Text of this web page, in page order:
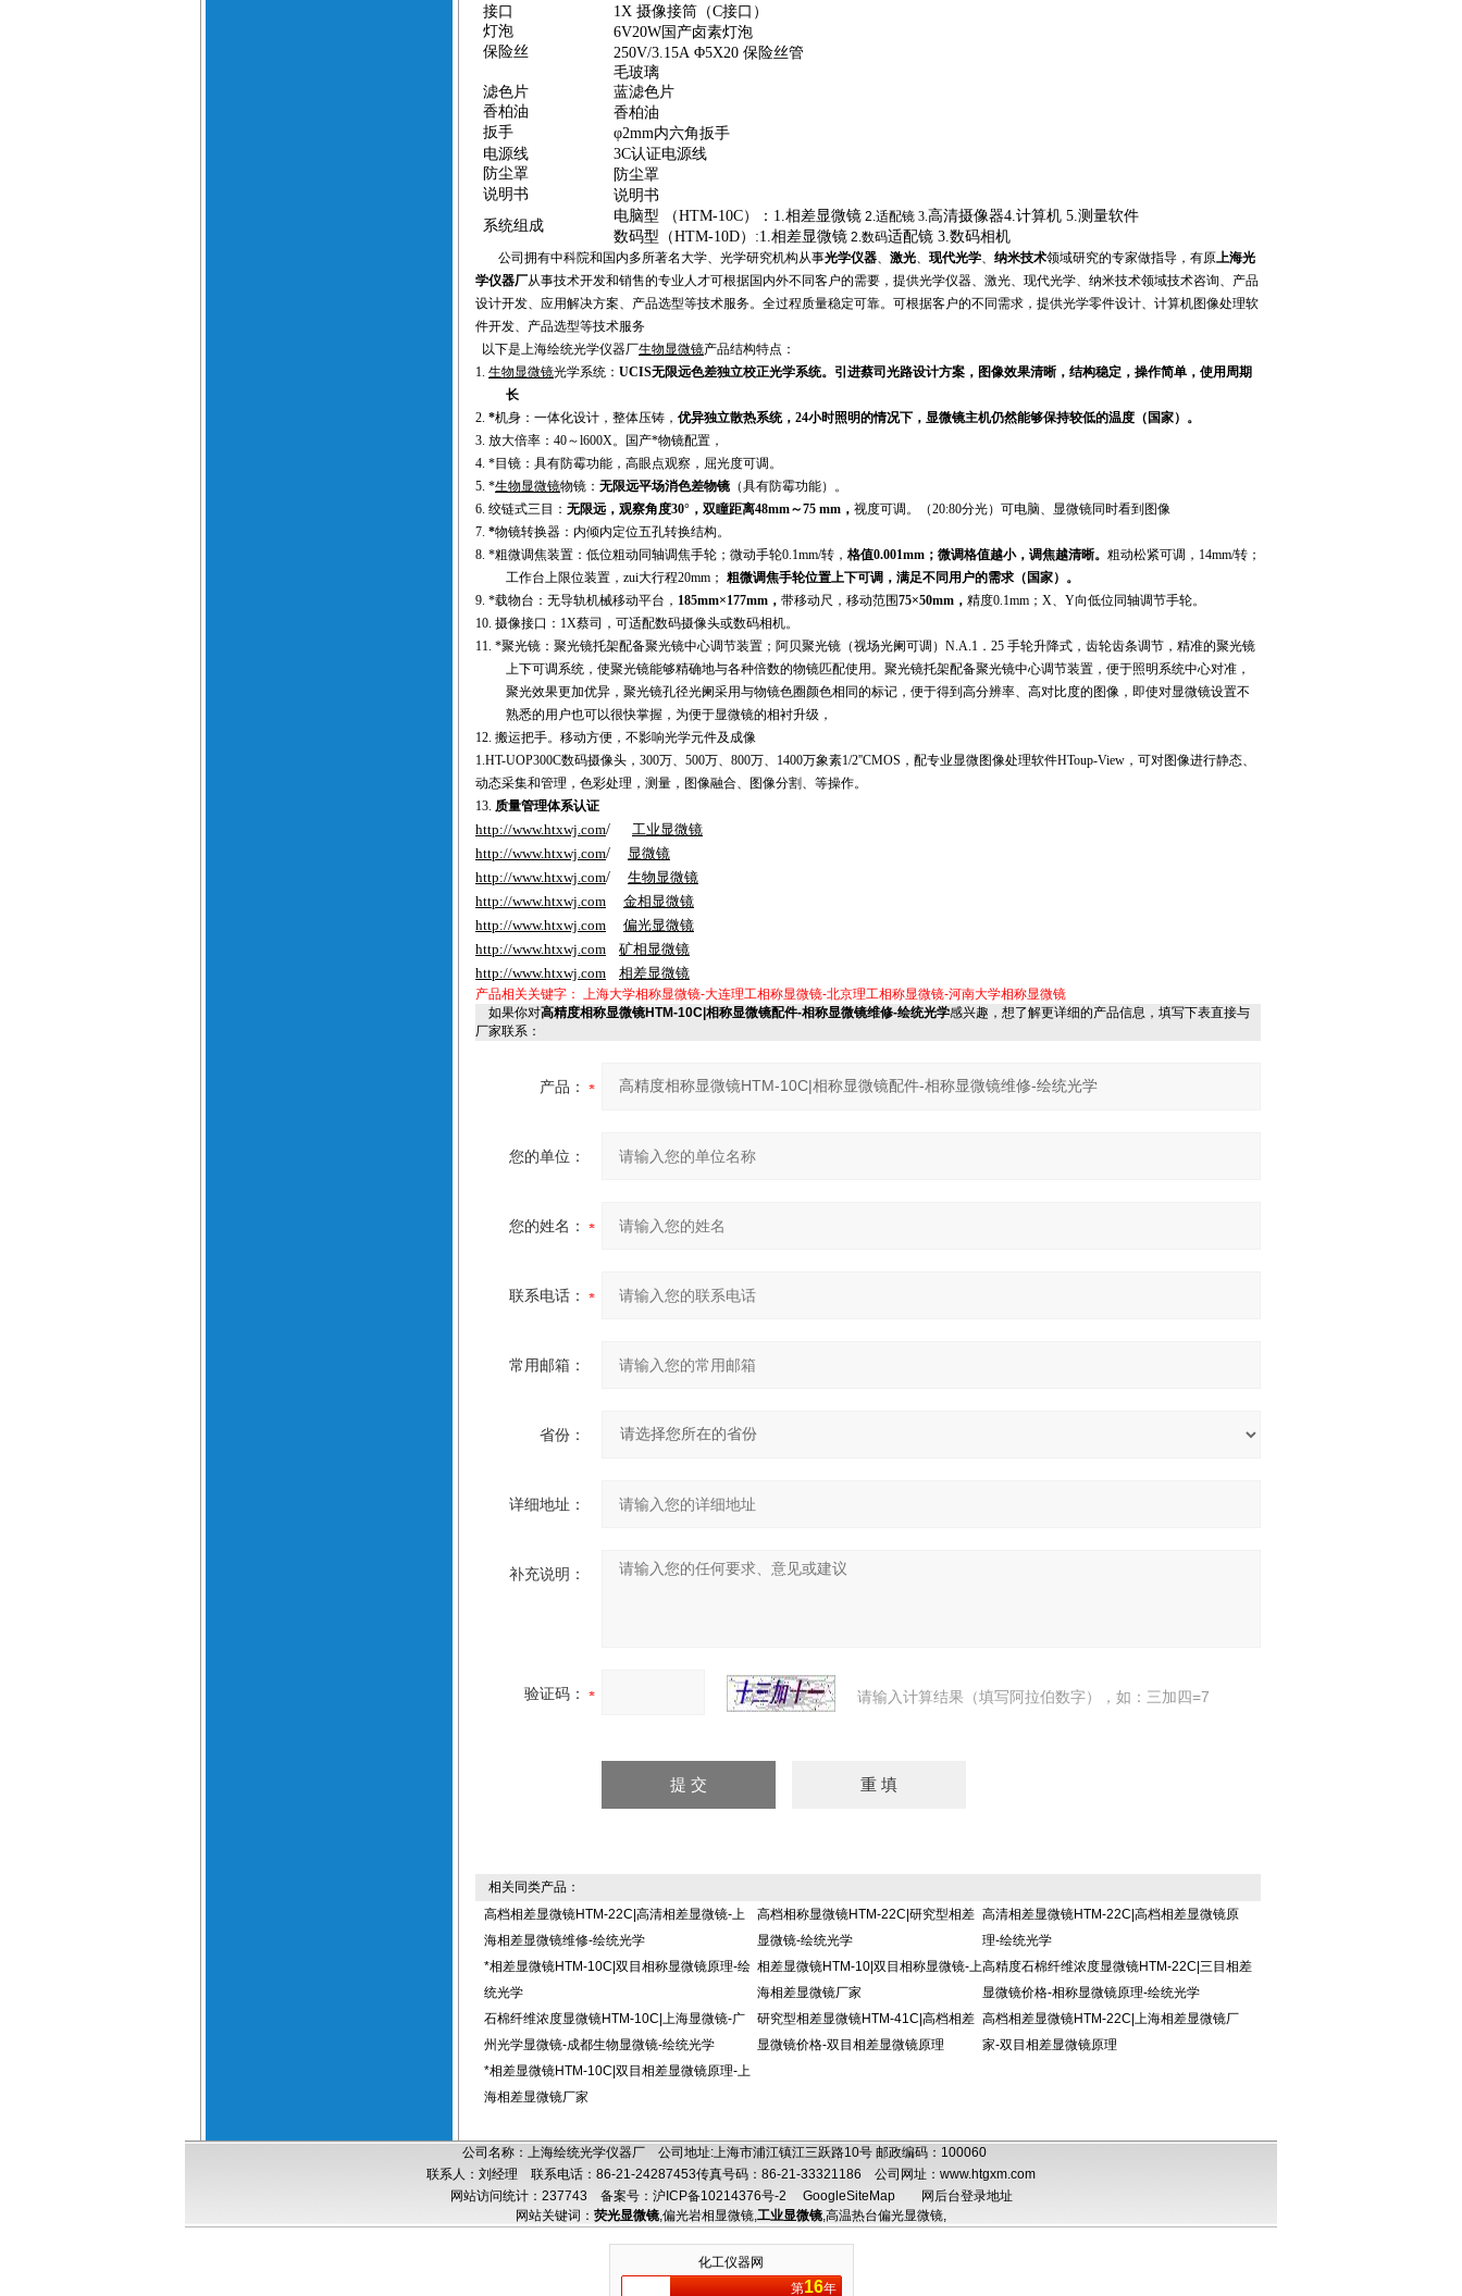
接口
1X摄像接筒（C接口）
灯泡
6V20W国产卤素灯泡
保险丝
250V/3.15AΦ5X20保险丝管
滤色片
毛玻璃
蓝滤色片
香柏油
香柏油
扳手
φ2mm内六角扳手
电源线
3C认证电源线
防尘罩
防尘罩
说明书
说明书
系统组成
电脑型 （HTM-10C） ： 1.相差显微镜 2.适配镜3.高清摄像器4.计算机5.测量软件
数码型（HTM-10D） :1.相差显微镜 2.数码适配镜 3.数码相机
公司拥有中科院和国内多所著名大学、光学研究机构从事光学仪器、 激光、 现代光学、 纳米技术领域研究的专家做指导，有原上海光
学仪器厂从事技术开发和销售的专业人才可根据国内外不同客户的需要，提供光学仪器、激光、现代光学、纳米技术领域技术咨询、产品
设计开发、应用解决方案、产品选型等技术服务。全过程质量稳定可靠。可根据客户的不同 需求 ，提供光学零件设计、计算机图像处理软
件开发、产品选型等技术服务
以下是上海绘统光学仪器厂生物显微镜产品结构特点：
1. 生物显微镜光学系统： UCIS无限远色差独立校正光学系统。引进蔡司光路设计方案， 图像效果清晰，结构稳定，操作简单，使用周期
长
2. *机身：一体化设计，整体压铸， 优异独立散热系统，24小时照明的情况下，显微镜主机仍然能够保持较低的温度（国家）。
3. 放大倍率：40～l600X。
国产*物镜配置，
4. *目镜：具有防霉功能，高眼点观察，屈光度可调。
5. *生物显微镜物镜： 无限远平场消色差物镜 （具有防霉功能）。
6. 绞链式三目： 无限远，观察角度30°，双瞳距离48mm～75 mm， 视度可调。
（20:80分光）可电脑、显微镜同时看到图像
7. *物镜转换器：内倾内定位五孔转换结构。
8. *粗微调焦装置：低位粗动同轴调焦手轮；微动手轮0.1mm/转， 格值0.001mm；微调格值越小，调焦越清晰。 粗动松紧可调，14mm/转；
工作台上限位装置，zui大行程20mm； 粗微调焦手轮位置上下可调，满足不同用户的需求（国家）。
9. *载物台：无导轨机械移动平台， 185mm×177mm， 带移动尺，移动范围75×50mm， 精度0.1mm；X、Y向低位同轴调节手轮。
10. 摄像接口：1X蔡司 ，可适配数码摄像头或数码相机。
11. *聚光镜：聚光镜托架配备聚光镜中心调节装置；阿贝聚光镜（视场光阑可调）N.A.1．25 手轮升降式，齿轮齿条调节，精准的聚光镜
上下可调系统，使聚光镜能够精确地与各种倍数的物镜匹配使用。聚光镜托架配备聚光镜中心调节装置，便于照明系统中心对准，
聚光效果更加优异，聚光镜孔径光阑采用与物镜色圈颜色相同的标记，便于得到高分辨率、高对比度的图像，即使对显微镜设置不
熟悉的用户也可以很快掌握，为便于显微镜的相衬升级，
12. 搬运把手。 移动方便，不影响光学元件及成像
1.HT-UOP300C数码摄像头， 300万、500万、800万、1400万象素1/2''CMOS，配专业显微图像处理软件HToup-View，可对图像进行静态、
动态采集和管理， 色彩处理，测量 ，图像融合、图像分割、 等操作。
13. 质量管理体系认证
http://www.htxwj.com/
工业显微镜
http://www.htxwj.com/
显微镜
http://www.htxwj.com/
生物显微镜
http://www.htxwj.com
金相显微镜
http://www.htxwj.com
偏光显微镜
http://www.htxwj.com
矿相显微镜
http://www.htxwj.com
相差显微镜
产品相关关键字： 上海大学相称显微镜-大连理工相称显微镜-北京理工相称显微镜-河南大学相称显微镜
如果你对高精度相称显微镜HTM-10C|相称显微镜配件-相称显微镜维修-绘统光学感兴趣，想了解更详细的产品信息，填写下表直接与
厂家联系：
产品：
您的单位：
您的姓名：
联系电话：
常用邮箱：
省份：
详细地址：
补充说明：
验证码： 请输入计算结果（填写阿拉伯数字），如：三加四=7
相关同类产品：
高档相差显微镜HTM-22C|高清相差显微镜-上
海相差显微镜维修-绘统光学
高档相称显微镜HTM-22C|研究型相差
显微镜-绘统光学
高清相差显微镜HTM-22C|高档相差显微镜原
理-绘统光学
*相差显微镜HTM-10C|双目相称显微镜原理-绘
统光学
相差显微镜HTM-10|双目相称显微镜-上
海相差显微镜厂家
高精度石棉纤维浓度显微镜HTM-22C|三目相差
显微镜价格-相称显微镜原理-绘统光学
石棉纤维浓度显微镜HTM-10C|上海显微镜-广
州光学显微镜-成都生物显微镜-绘统光学
研究型相差显微镜HTM-41C|高档相差
显微镜价格-双目相差显微镜原理
高档相差显微镜HTM-22C|上海相差显微镜厂
家-双目相差显微镜原理
*相差显微镜HTM-10C|双目相差显微镜原理-上
海相差显微镜厂家
公司名称：上海绘统光学仪器厂 公司地址:上海市浦江镇江三跃路10号 邮政编码：100060
联系人：刘经理 联系电话：86-21-24287453传真号码：86-21-33321186 公司网址： www.htgxm.com
网站访问统计：237743 备案号：沪ICP备10214376号-2 GoogleSiteMap
网后台登录地址
网站关键词： 荧光显微镜,偏光岩相显微镜,工业显微镜,高温热台偏光显微镜,
化工仪器网
第16年